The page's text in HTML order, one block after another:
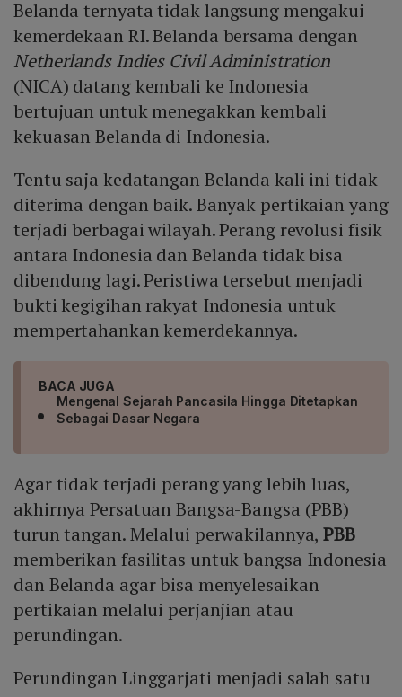
Belanda ternyata tidak langsung mengakui
kemerdekaan RI. Belanda bersama dengan
Netherlands Indies Civil Administration
(NICA) datang kembali ke Indonesia
bertujuan untuk menegakkan kembali
kekuasan Belanda di Indonesia.
Tentu saja kedatangan Belanda kali ini tidak
diterima dengan baik. Banyak pertikaian yang
terjadi berbagai wilayah. Perang revolusi fisik
antara Indonesia dan Belanda tidak bisa
dibendung lagi. Peristiwa tersebut menjadi
bukti kegigihan rakyat Indonesia untuk
mempertahankan kemerdekannya.
BACA JUGA
Mengenal Sejarah Pancasila Hingga Ditetapkan
Sebagai Dasar Negara
Agar tidak terjadi perang yang lebih luas,
akhirnya Persatuan Bangsa-Bangsa (PBB)
turun tangan. Melalui perwakilannya,PBB
memberikan fasilitas untuk bangsa Indonesia
dan Belanda agar bisa menyelesaikan
pertikaian melalui perjanjian atau
perundingan.
Perundingan Linggarjati menjadi salah satu